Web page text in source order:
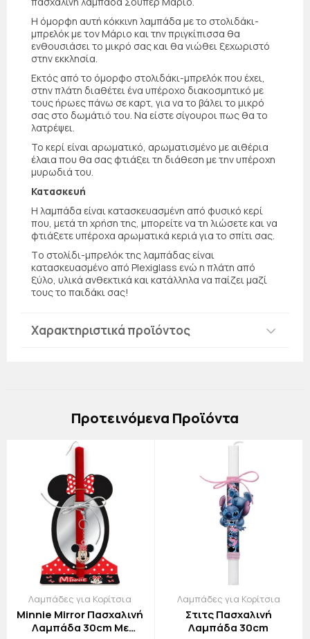
Η όμορφη αυτή κόκκινη λαμπάδα με το στολιδάκι-
μπρελόκ με τον Μάριο και την πριγκίπισσα θα
ενθουσιάσει το μικρό σας και θα νιώθει ξεχωριστό
στην εκκλησία.
Εκτός από το όμορφο στολιδάκι-μπρελόκ που έχει,
στην πλάτη διαθέτει ένα υπέροχο διακοσμητικό με
τους ήρωες πάνω σε καρτ, για να το βάλει το μικρό
σας στο δωμάτιό του. Να είστε σίγουροι πως θα το
λατρέψει.
Το κερί είναι αρωματικό, αρωματισμένο με αιθέρια
έλαια που θα σας φτιάξει τη διάθεση με την υπέροχη
μυρωδιά του.
Κατασκευή
Η λαμπάδα είναι κατασκευασμένη από φυσικό κερί
που, μετά τη χρήση της, μπορείτε να τη λιώσετε και να
φτιάξετε υπέροχα αρωματικά κεριά για το σπίτι σας.
Τo στολίδι-μπρελόκ της λαμπάδας είναι
κατασκευασμένο από Plexiglass ενώ η πλάτη από
ξύλο, υλικά ανθεκτικά και κατάλληλα να παίζει μαζί
τους το παιδάκι σας!
Χαρακτηριστικά προϊόντος
Πρoτεινόμενα Προϊόντα
Λαμπάδες για Κορίτσια
Minnie Mirror Πασχαλινή
Λαμπάδα 30cm Με
Λαμπάδες για Κορίτσια
Στιτς Πασχαλινή
Λαμπάδα 30cm